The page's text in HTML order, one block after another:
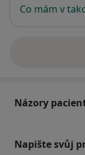
Co mám v
Názory
Napište svůj